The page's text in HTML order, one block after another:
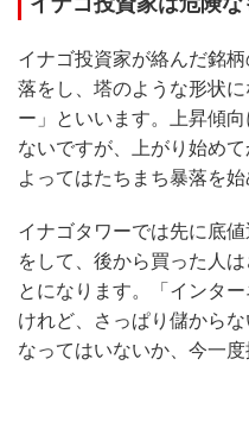
イナゴ投資家が絡んだ銘
落をし、塔のような形状
ー」といいます。上昇傾
ないですが、上がり始め
よってはたちまち暴落を
イナゴタワーでは先に底
をして、後から買った人
とになります。「インタ
けれど、さっぱり儲から
なってはいないか、今一度